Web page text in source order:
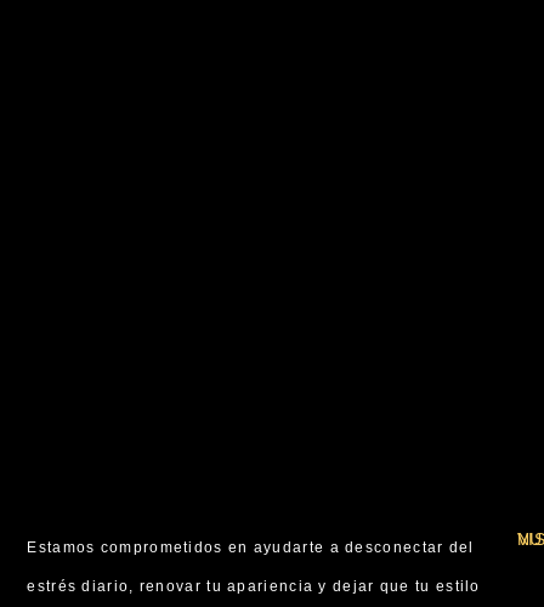
Estamos comprometidos en ayudarte a desconectar del
estrés diario, renovar tu apariencia y dejar que tu estilo